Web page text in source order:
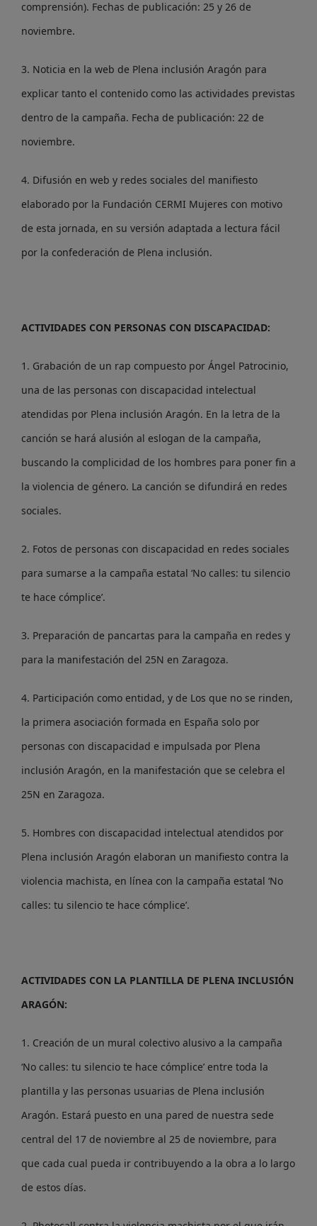
comprensión). Fechas de publicación: 25 y 26 de
noviembre.
3. Noticia en la web de Plena inclusión Aragón para
explicar tanto el contenido como las actividades previstas
dentro de la campaña. Fecha de publicación: 22 de
noviembre.
4. Difusión en web y redes sociales del manifiesto
elaborado por la Fundación CERMI Mujeres con motivo
de esta jornada, en su versión adaptada a lectura fácil
por la confederación de Plena inclusión.
ACTIVIDADES CON PERSONAS CON DISCAPACIDAD:
1. Grabación de un rap compuesto por Ángel Patrocinio,
una de las personas con discapacidad intelectual
atendidas por Plena inclusión Aragón. En la letra de la
canción se hará alusión al eslogan de la campaña,
buscando la complicidad de los hombres para poner fin a
la violencia de género. La canción se difundirá en redes
sociales.
2. Fotos de personas con discapacidad en redes sociales
para sumarse a la campaña estatal ‘No calles: tu silencio
te hace cómplice’.
3. Preparación de pancartas para la campaña en redes y
para la manifestación del 25N en Zaragoza.
4. Participación como entidad, y de Los que no se rinden,
la primera asociación formada en España solo por
personas con discapacidad e impulsada por Plena
inclusión Aragón, en la manifestación que se celebra el
25N en Zaragoza.
5. Hombres con discapacidad intelectual atendidos por
Plena inclusión Aragón elaboran un manifiesto contra la
violencia machista, en línea con la campaña estatal ‘No
calles: tu silencio te hace cómplice’.
ACTIVIDADES CON LA PLANTILLA DE PLENA INCLUSIÓN
ARAGÓN:
1. Creación de un mural colectivo alusivo a la campaña
‘No calles: tu silencio te hace cómplice’ entre toda la
plantilla y las personas usuarias de Plena inclusión
Aragón. Estará puesto en una pared de nuestra sede
central del 17 de noviembre al 25 de noviembre, para
que cada cual pueda ir contribuyendo a la obra a lo largo
de estos días.